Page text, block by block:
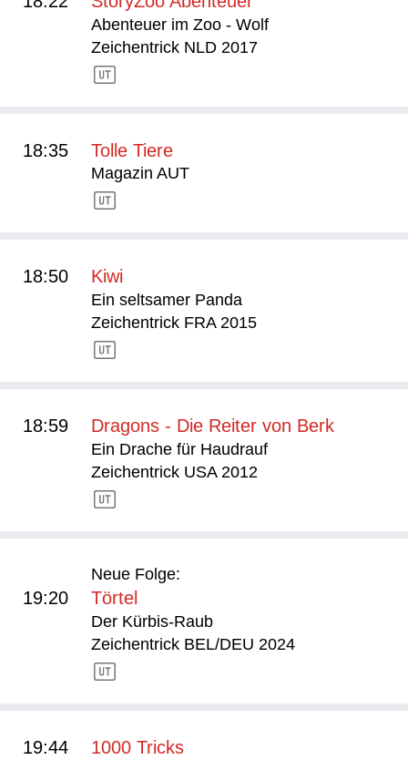
Abenteuer im Zoo - Wolf
Zeichentrick NLD 2017
18:35 Tolle Tiere
Magazin AUT
18:50 Kiwi
Ein seltsamer Panda
Zeichentrick FRA 2015
18:59 Dragons - Die Reiter von Berk
Ein Drache für Haudrauf
Zeichentrick USA 2012
Neue Folge:
19:20 Törtel
Der Kürbis-Raub
Zeichentrick BEL/DEU 2024
19:44 1000 Tricks